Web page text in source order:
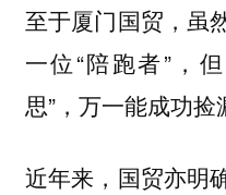
至于厦门国贸，虽
一位“陪跑者”，
思”，万一能成功捡
近年来，国贸亦明